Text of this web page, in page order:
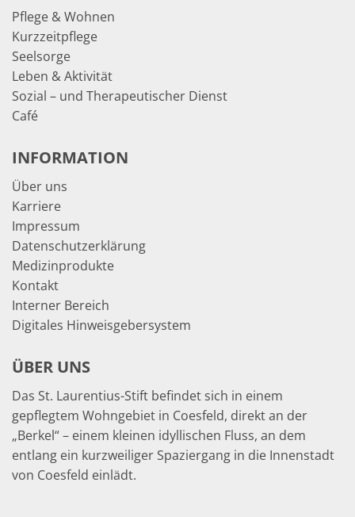
Pflege & Wohnen
Kurzzeitpflege
Seelsorge
Leben & Aktivität
Sozial – und Therapeutischer Dienst
Café
INFORMATION
Über uns
Karriere
Impressum
Datenschutzerklärung
Medizinprodukte
Kontakt
Interner Bereich
Digitales Hinweisgebersystem
ÜBER UNS
Das St. Laurentius-Stift befindet sich in einem
gepflegtem Wohngebiet in Coesfeld, direkt an der
„Berkel“ – einem kleinen idyllischen Fluss, an dem
entlang ein kurzweiliger Spaziergang in die Innenstadt
von Coesfeld einlädt.